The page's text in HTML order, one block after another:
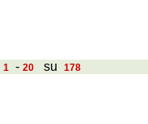
1 - 20 su 178